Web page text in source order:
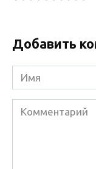
Добавить
Имя
Комментарий